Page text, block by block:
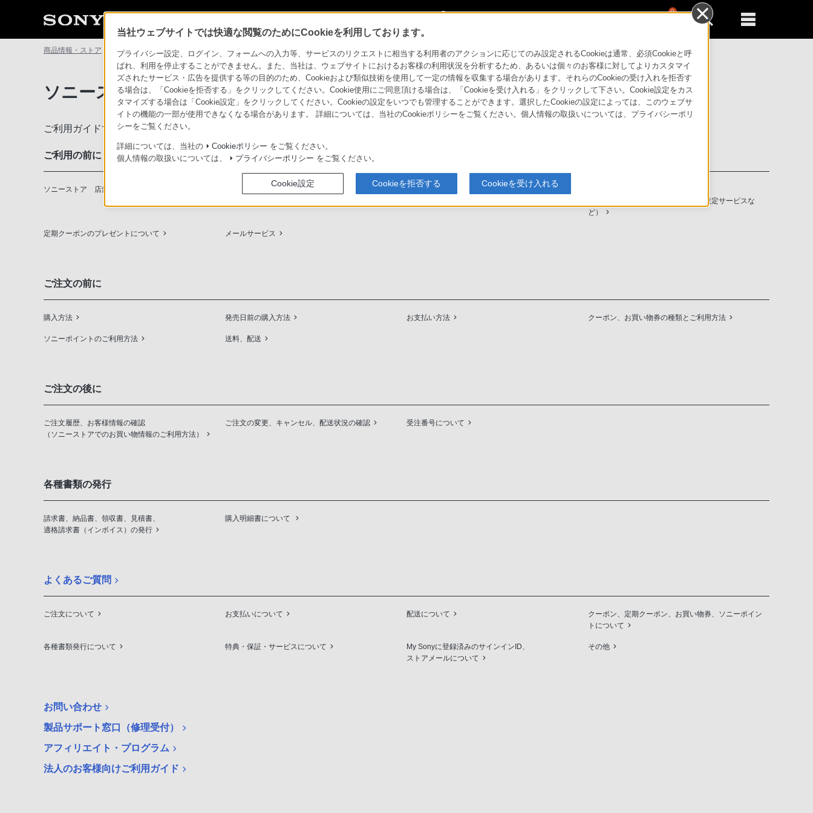
0
商品情報・ストア ソニーストアについて ソニーストアのご利用ガイド
ソニーストアのご利用ガイド
ご利用ガイドでは、ソニーストアのご利用方法・サービスに関しまとめてご案内しております。
ご利用の前に
ソニーストア 店舗のご案内 ソニーショップ（ソニーストア取次店）のご案内 My Sonyでの購入について
（長期保証、下取サービス、設置・設定サービスな
ど）
定期クーポンのプレゼントについて メールサービス
ご注文の前に
購入方法 発売日前の購入方法 お支払い方法 クーポン、お買い物券の種類とご利用方法
ソニーポイントのご利用方法 送料、配送
ご注文の後に
ご注文履歴、お客様情報の確認
（ソニーストアでのお買い物情報のご利用方法）
ご注文の変更、キャンセル、配送状況の確認 受注番号について
各種書類の発行
請求書、納品書、領収書、見積書、
適格請求書（インボイス）の発行
購入明細書について
よくあるご質問
ご注文について お支払いについて 配送について
クーポン、定期クーポン、お買い物券、ソニーポイン
トについて
各種書類発行について 特典・保証・サービスについて
My Sonyに登録済みのサインインID、
ストアメールについて
その他
お問い合わせ
製品サポート窓口（修理受付）
アフィリエイト・プログラム
法人のお客様向けご利用ガイド
当社ウェブサイトでは快適な閲覧のためにCookieを利用しております。
プライバシー設定、ログイン、フォームへの入力等、サービスのリクエストに相当する利用者のアクションに応じてのみ設定されるCookieは通常、必須Cookieと呼
ばれ、利用を停止することができません。また、当社は、ウェブサイトにおけるお客様の利用状況を分析するため、あるいは個々のお客様に対してよりカスタマイ
ズされたサービス・広告を提供する等の目的のため、Cookieおよび類似技術を使用して一定の情報を収集する場合があります。それらのCookieの受け入れを拒否す
る場合は、「Cookieを拒否する」をクリックしてください。Cookie使用にご同意頂ける場合は、「Cookieを受け入れる」をクリックして下さい。Cookie設定をカス
タマイズする場合は「Cookie設定」をクリックしてください。Cookieの設定をいつでも管理することができます。選択したCookieの設定によっては、このウェブサ
イトの機能の一部が使用できなくなる場合があります。 詳細については、当社のCookieポリシーをご覧ください。個人情報の取扱いについては、プライバシーポリ
シーをご覧ください。
詳細については、当社の Cookieポリシー をご覧ください。
個人情報の取扱いについては、
プライバシーポリシー をご覧ください。
Cookie設定 Cookieを拒否する Cookieを受け入れる